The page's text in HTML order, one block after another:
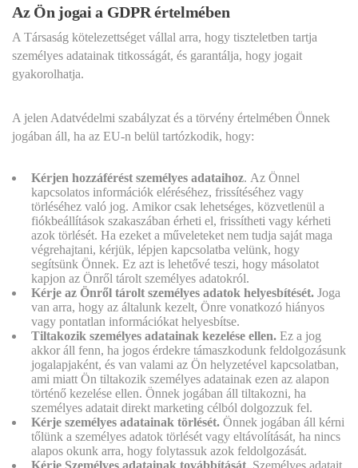
Az Ön jogai a GDPR értelmében
A Társaság kötelezettséget vállal arra, hogy tiszteletben tartja
személyes adatainak titkosságát, és garantálja, hogy jogait
gyakorolhatja.
A jelen Adatvédelmi szabályzat és a törvény értelmében Önnek
jogában áll, ha az EU-n belül tartózkodik, hogy:
Kérjen hozzáférést személyes adataihoz. Az Önnel
kapcsolatos információk eléréséhez, frissítéséhez vagy
törléséhez való jog. Amikor csak lehetséges, közvetlenül a
fiókbeállítások szakaszában érheti el, frissítheti vagy kérheti
azok törlését. Ha ezeket a műveleteket nem tudja saját maga
végrehajtani, kérjük, lépjen kapcsolatba velünk, hogy
segítsünk Önnek. Ez azt is lehetővé teszi, hogy másolatot
kapjon az Önről tárolt személyes adatokról.
Kérje az Önről tárolt személyes adatok helyesbítését. Joga
van arra, hogy az általunk kezelt, Önre vonatkozó hiányos
vagy pontatlan információkat helyesbítse.
Tiltakozik személyes adatainak kezelése ellen. Ez a jog
akkor áll fenn, ha jogos érdekre támaszkodunk feldolgozásunk
jogalapjaként, és van valami az Ön helyzetével kapcsolatban,
ami miatt Ön tiltakozik személyes adatainak ezen az alapon
történő kezelése ellen. Önnek jogában áll tiltakozni, ha
személyes adatait direkt marketing célból dolgozzuk fel.
Kérje személyes adatainak törlését. Önnek jogában áll kérni
tőlünk a személyes adatok törlését vagy eltávolítását, ha nincs
alapos okunk arra, hogy folytassuk azok feldolgozását.